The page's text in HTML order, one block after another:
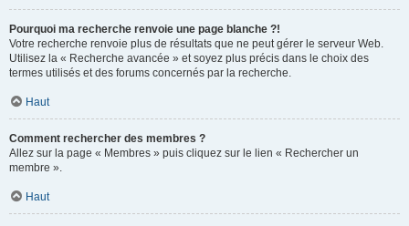
Pourquoi ma recherche renvoie une page blanche ?!
Votre recherche renvoie plus de résultats que ne peut gérer le serveur Web.
Utilisez la « Recherche avancée » et soyez plus précis dans le choix des
termes utilisés et des forums concernés par la recherche.
Haut
Comment rechercher des membres ?
Allez sur la page « Membres » puis cliquez sur le lien « Rechercher un
membre ».
Haut